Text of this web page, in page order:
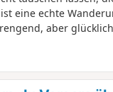
eine echte
aber
fast senkrecht auf
Lanchâtre
wert.